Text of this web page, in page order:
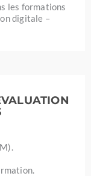
les formations
digitale –